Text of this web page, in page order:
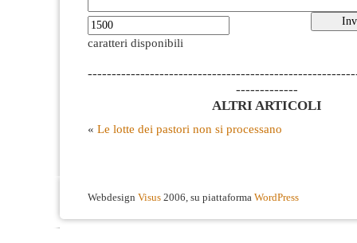
caratteri disponibili
-------------
ALTRI ARTICOLI
« Le lotte dei pastori non si processano
Webdesign Visus 2006, su piattaforma WordPress